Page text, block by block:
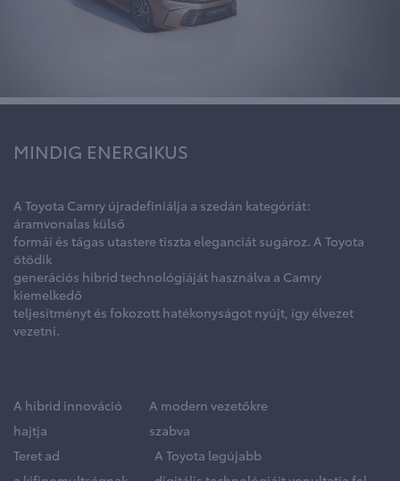
MINDIG ENERGIKUS
A Toyota Camry újradefiniálja a szedán kategóriát:
áramvonalas külső
formái és tágas utastere tiszta eleganciát sugároz. A Toyota
ötödik
generációs hibrid technológiáját használva a Camry
kiemelkedő
teljesítményt és fokozott hatékonyságot nyújt, így élvezet
vezetni.
A hibrid innováció
hajtja
A modern vezetőkre
szabva
Teret ad
A Toyota legújabb